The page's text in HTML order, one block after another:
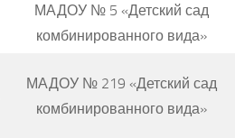
МАДОУ № 5 «Детский сад
комбинированного вида»
МАДОУ № 219 «Детский сад
комбинированного вида»